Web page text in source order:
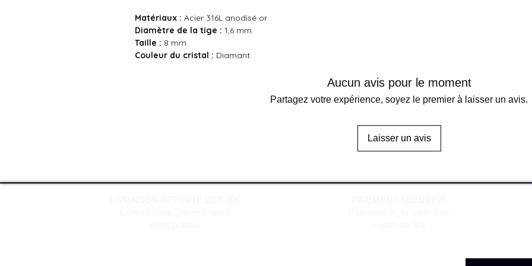
Matériaux : Acier 316L anodisé or
Diamètre de la tige : 1,6 mm
Taille : 8 mm
Couleur du cristal : Diamant
Aucun avis pour le moment
Partagez votre expérience, soyez le premier à laisser un avis.
Laisser un avis